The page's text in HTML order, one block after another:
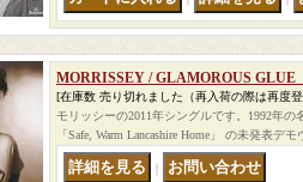
MORRISSEY / GLAMOROUS GLUE
[在庫数 売り切れました（再入荷の際は再度
モリッシーの2011年シングルです。1992年
「Safe, Warm Lancashire Home」 の未発表デ